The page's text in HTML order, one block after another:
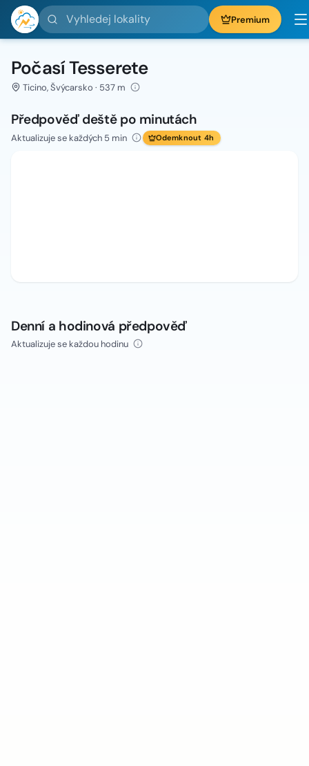
Vyhledej lokality Premium
Počasí Tesserete
Ticino, Švýcarsko · 537 m
Předpověď deště po minutách
Aktualizuje se každých 5 min Odemknout 4h
Denní a hodinová předpověď
Aktualizuje se každou hodinu